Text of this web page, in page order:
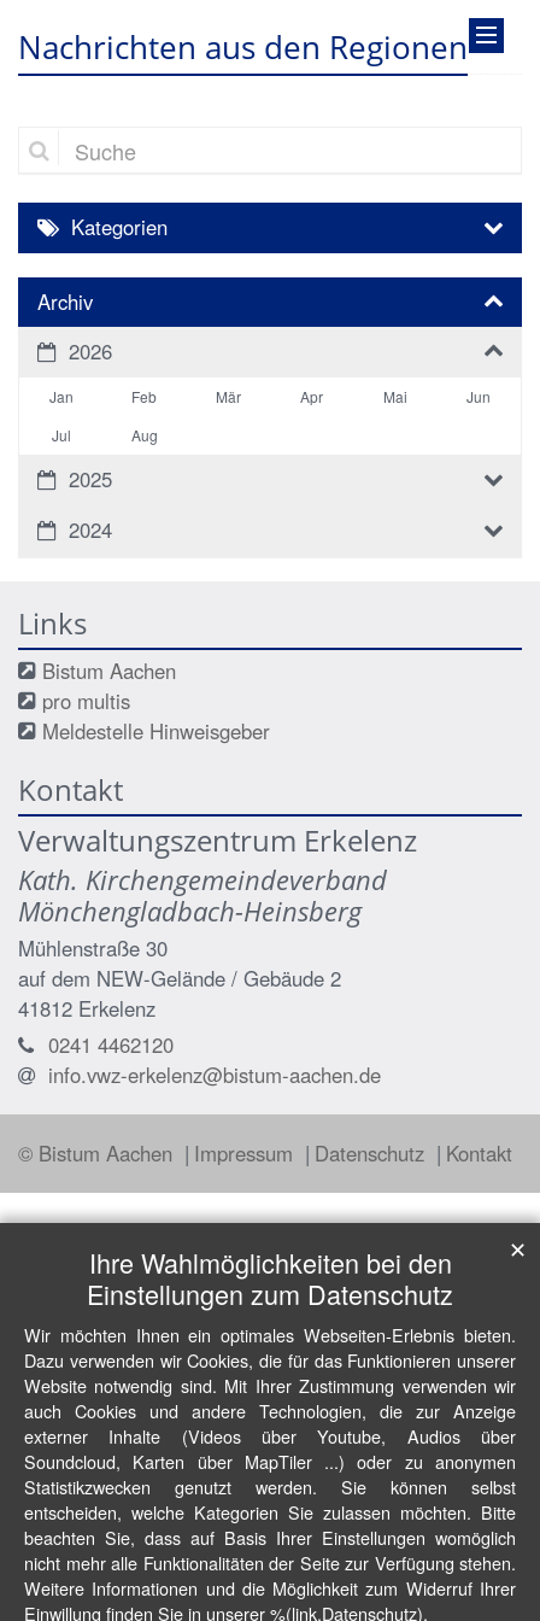
Nachrichten aus den Regionen
Suche
Kategorien
Archiv
2026
Jan Feb Mär Apr Mai
Jun
Jul
Aug
2025
2024
Links
Bistum Aachen
pro multis
Meldestelle Hinweisgeber
Kontakt
Verwaltungszentrum Erkelenz
Kath. Kirchengemeindeverband
Mönchengladbach-Heinsberg
Mühlenstraße 30
auf dem NEW-Gelände / Gebäude 2
41812 Erkelenz
0241 4462120
info.vwz-erkelenz@bistum-aachen.de
© Bistum Aachen Impressum Datenschutz Kontakt
Ihre Wahlmöglichkeiten bei den
Einstellungen zum Datenschutz
Wir möchten Ihnen ein optimales Webseiten-Erlebnis bieten.
Dazu verwenden wir Cookies, die für das Funktionieren unserer
Website notwendig sind. Mit Ihrer Zustimmung verwenden wir
auch Cookies und andere Technologien, die zur Anzeige
externer Inhalte (Videos über Youtube, Audios über
Soundcloud, Karten über MapTiler ...) oder zu anonymen
Statistikzwecken genutzt werden. Sie können selbst
entscheiden, welche Kategorien Sie zulassen möchten. Bitte
beachten Sie, dass auf Basis Ihrer Einstellungen womöglich
nicht mehr alle Funktionalitäten der Seite zur Verfügung stehen.
Weitere Informationen und die Möglichkeit zum Widerruf Ihrer
Einwillung finden Sie in unserer %(link.Datenschutz).
✕